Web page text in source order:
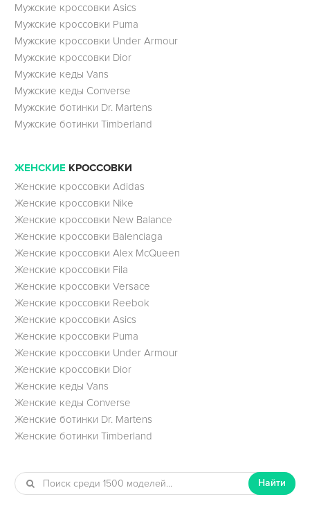
Мужские кроссовки Asics
Мужские кроссовки Puma
Мужские кроссовки Under Armour
Мужские кроссовки Dior
Мужские кеды Vans
Мужские кеды Converse
Мужские ботинки Dr. Martens
Мужские ботинки Timberland
ЖЕНСКИЕ КРОССОВКИ
Женские кроссовки Adidas
Женские кроссовки Nike
Женские кроссовки New Balance
Женские кроссовки Balenciaga
Женские кроссовки Alex McQueen
Женские кроссовки Fila
Женские кроссовки Versace
Женские кроссовки Reebok
Женские кроссовки Asics
Женские кроссовки Puma
Женские кроссовки Under Armour
Женские кроссовки Dior
Женские кеды Vans
Женские кеды Converse
Женские ботинки Dr. Martens
Женские ботинки Timberland
Найти